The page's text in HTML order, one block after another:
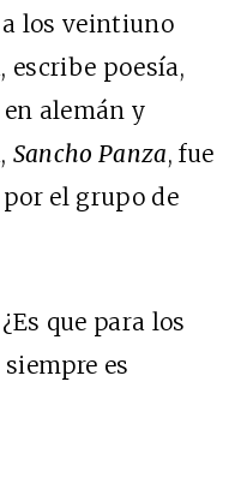
los veintiuno
poesía,
alemán y
Sancho Panza, fue
el grupo de
que para los
es